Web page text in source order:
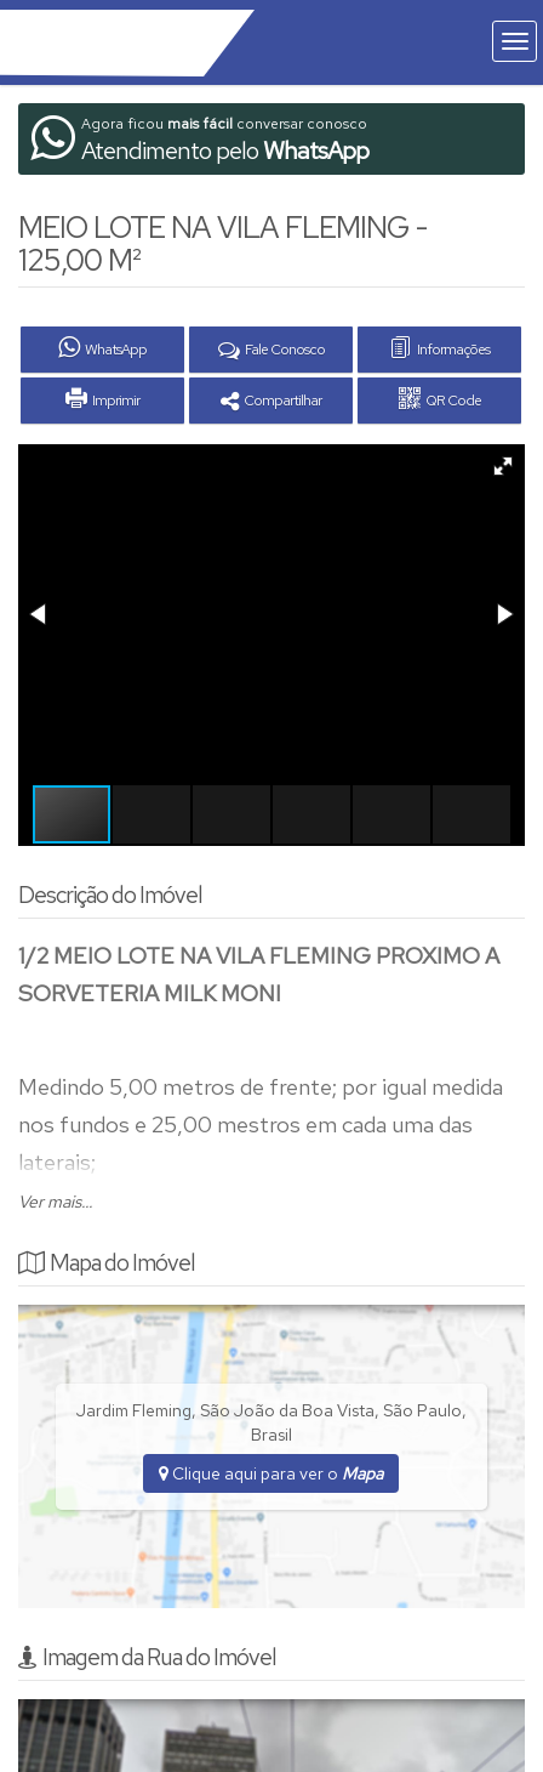
Agora ficou mais fácil conversar conosco
Atendimento peloWhatsApp
MEIO LOTE NA VILA FLEMING -
125,00 M²
WhatsApp Fale Conosco Informações
Imprimir Compartilhar QR Code
Descrição do Imóvel
1/2 MEIO LOTE NA VILA FLEMING PROXIMO A
SORVETERIA MILK MONI
Medindo 5,00 metros de frente; por igual medida
nos fundos e 25,00 mestros em cada uma das
laterais;
Pode escolher o lado da aquisiçao do lote, tanto
como lado esquerdo ou direito de quem da rua olha
para o lote.
Aceita financiamento de Terreno + Construção.
Ver mais...
Mapa do Imóvel
Jardim Fleming, São João da Boa Vista, São Paulo,
Brasil
Clique aqui para ver o Mapa
Imagem da Rua do Imóvel